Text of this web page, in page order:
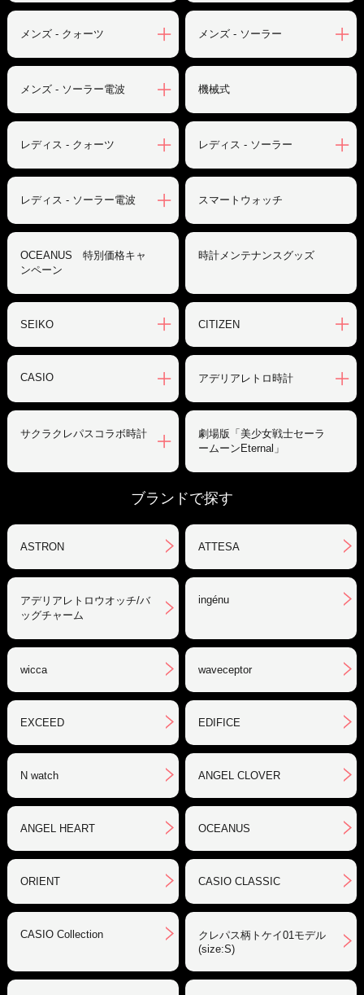
メンズ - クォーツ メンズ - ソーラー
メンズ - ソーラー電波 機械式
レディス - クォーツ レディス - ソーラー
レディス - ソーラー電波 スマートウォッチ
OCEANUS 特別価格キャ
ンペーン
時計メンテナンスグッズ
SEIKO CITIZEN
CASIO アデリアレトロ時計
サクラクレパスコラボ時計
劇場版「美少女戦士セーラ
ームーンEternal」
ブランドで探す
ASTRON ATTESA
アデリアレトロウオッチ/バ
ッグチャーム
ingénu
wicca waveceptor
EXCEED EDIFICE
N watch ANGEL CLOVER
ANGEL HEART OCEANUS
ORIENT CASIO CLASSIC
CASIO Collection
クレパス柄トケイ01モデル
(size:S)